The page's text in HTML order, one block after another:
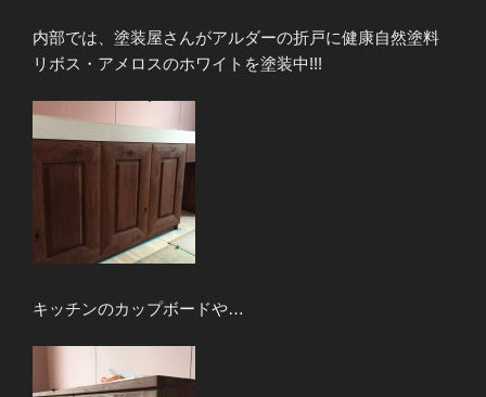
内部では、塗装屋さんがアルダーの折戸に健康自然塗料
リボス・アメロスのホワイトを塗装中!!!
キッチンのカップボードや…